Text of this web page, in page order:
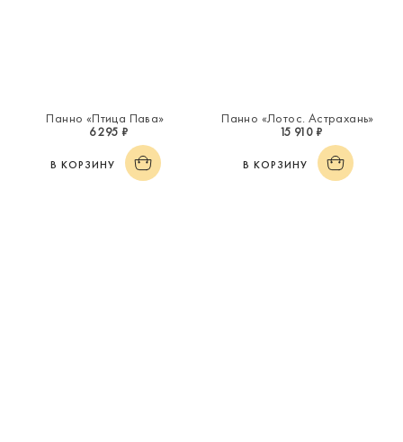
Панно «Птица Пава»
6 295 ₽
В КОРЗИНУ
Панно «Лотос. Астрахань»
15 910 ₽
В КОРЗИНУ